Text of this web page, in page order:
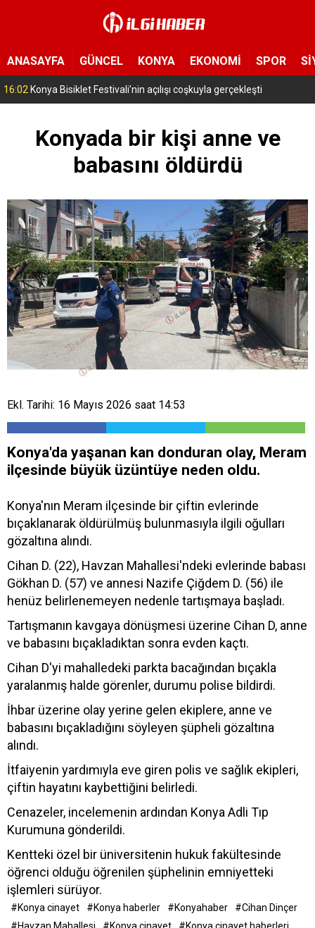
ANASAYFA GÜNCEL KONYA EKONOMİ SPOR
16:02 Konya Bisiklet Festivali’nin açılışı coşkuyla gerçekleşti
Konyada bir kişi anne ve
babasını öldürdü
Ekl. Tarihi: 16 Mayıs 2026 saat 14:53
Konya'da yaşanan kan donduran olay, Meram
ilçesinde büyük üzüntüye neden oldu.
Konya'nın Meram ilçesinde bir çiftin evlerinde
bıçaklanarak öldürülmüş bulunmasıyla ilgili oğulları
gözaltına alındı.
Cihan D. (22), Havzan Mahallesi'ndeki evlerinde babası
Gökhan D. (57) ve annesi Nazife Çiğdem D. (56) ile
henüz belirlenemeyen nedenle tartışmaya başladı.
Tartışmanın kavgaya dönüşmesi üzerine Cihan D, anne
ve babasını bıçakladıktan sonra evden kaçtı.
Cihan D'yi mahalledeki parkta bacağından bıçakla
yaralanmış halde görenler, durumu polise bildirdi.
İhbar üzerine olay yerine gelen ekiplere, anne ve
babasını bıçakladığını söyleyen şüpheli gözaltına
alındı.
İtfaiyenin yardımıyla eve giren polis ve sağlık ekipleri,
çiftin hayatını kaybettiğini belirledi.
Cenazeler, incelemenin ardından Konya Adli Tıp
Kurumuna gönderildi.
Kentteki özel bir üniversitenin hukuk fakültesinde
öğrenci olduğu öğrenilen şüphelinin emniyetteki
işlemleri sürüyor.
#Konya cinayet #Konya haberler #Konyahaber
#Cihan Dinçer
#Havzan Mahallesi
#Konya cinayet #Konya cinayet haberleri